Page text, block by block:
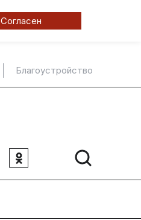
Согласен
Благоустройство